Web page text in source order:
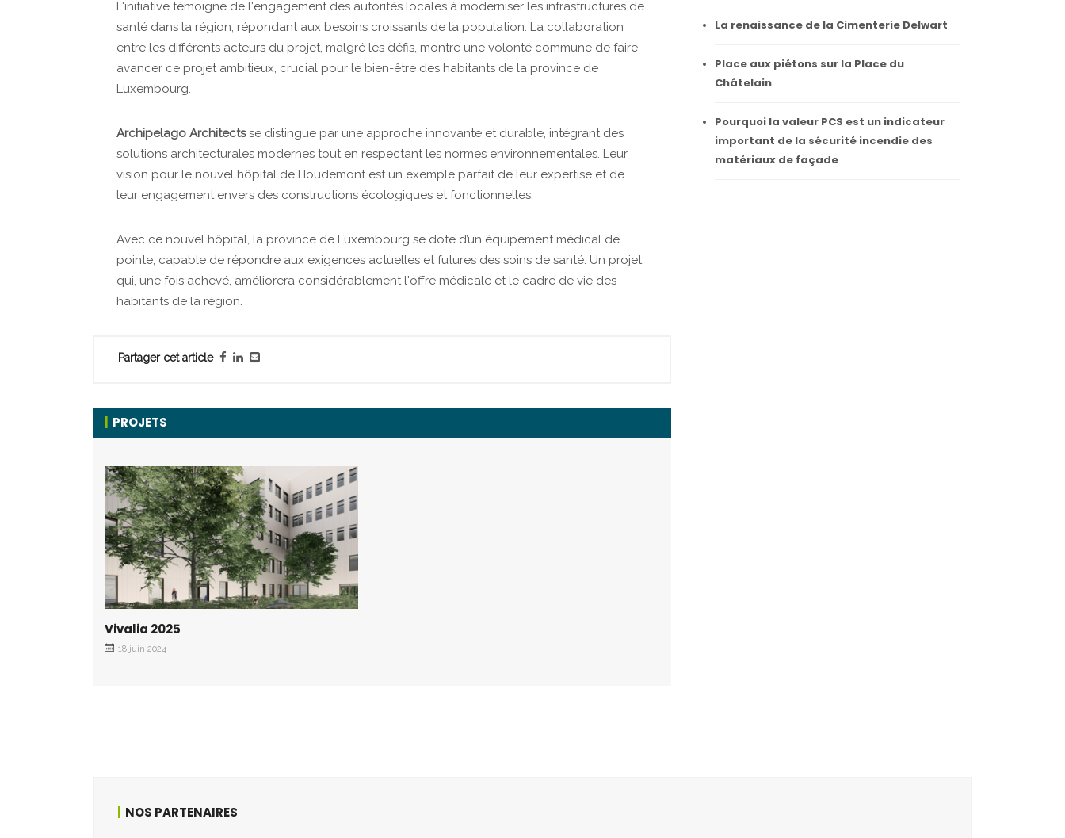
L'initiative témoigne de l'engagement des autorités locales à moderniser les infrastructures de
santé dans la région, répondant aux besoins croissants de la population. La collaboration
entre les différents acteurs du projet, malgré les défis, montre une volonté commune de faire
avancer ce projet ambitieux, crucial pour le bien-être des habitants de la province de
Luxembourg.
Archipelago Architectsse distingue par une approche innovante et durable, intégrant des
solutions architecturales modernes tout en respectant les normes environnementales. Leur
vision pour le nouvel hôpital de Houdemont est un exemple parfait de leur expertise et de
leur engagement envers des constructions écologiques et fonctionnelles.
Avec ce nouvel hôpital, la province de Luxembourg se dote d’un équipement médical de
pointe, capable de répondre aux exigences actuelles et futures des soins de santé. Un projet
qui, une fois achevé, améliorera considérablement l'offre médicale et le cadre de vie des
habitants de la région.
Partager cet article
PROJETS
Vivalia 2025
18 juin 2024
La renaissance de la Cimenterie Delwart
Place aux piétons sur la Place du
Châtelain
Pourquoi la valeur PCS est un indicateur
important de la sécurité incendie des
matériaux de façade
NOS PARTENAIRES